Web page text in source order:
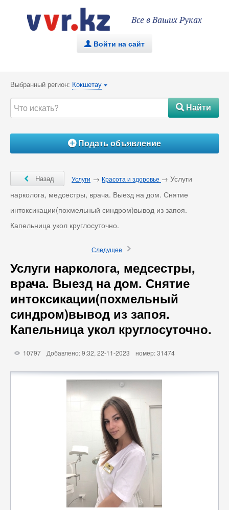
Все в Ваших Руках
. Войти на сайт
Выбранный регион: Кокшетау {
#Найти
ÁПодать объявление
Ô Назад Услуги → Красота и здоровье → Услуги
нарколога, медсестры, врача. Выезд на дом. Снятие
интоксикации(похмельный синдром)вывод из запоя.
Капельница укол круглосуточно.
×
Следущее
Услуги нарколога, медсестры,
врача. Выезд на дом. Снятие
интоксикации(похмельный
синдром)вывод из запоя.
Капельница укол круглосуточно.
X 10797 Добавлено: 9:32, 22-11-2023 номер: 31474